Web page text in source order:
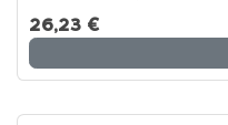
26,23 €